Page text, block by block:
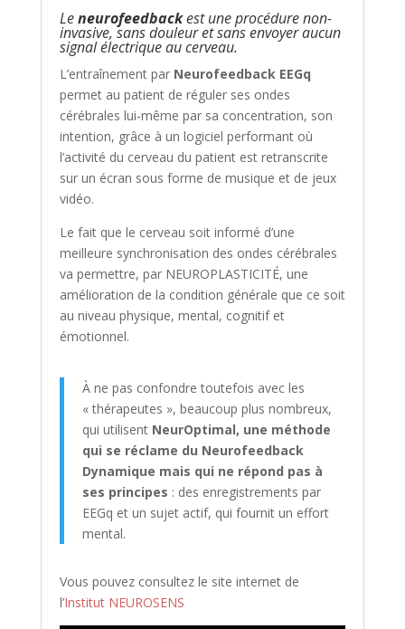
Leneurofeedbackest une procédure non-
invasive, sans douleur et sans envoyer aucun
signal électrique au cerveau.
L’entraînement par Neurofeedback EEGq
permet au patient de réguler ses ondes
cérébrales lui-même par sa concentration, son
intention, grâce à un logiciel performant où
l’activité du cerveau du patient est retranscrite
sur un écran sous forme de musique et de jeux
vidéo.
Le fait que le cerveau soit informé d’une
meilleure synchronisation des ondes cérébrales
va permettre, par NEUROPLASTICITÉ, une
amélioration de la condition générale que ce soit
au niveau physique, mental, cognitif et
émotionnel.
À ne pas confondre toutefois avec les
« thérapeutes », beaucoup plus nombreux,
qui utilisent NeurOptimal, une méthode
qui se réclame du Neurofeedback
Dynamique mais qui ne répond pas à
ses principes : des enregistrements par
EEGq et un sujet actif, qui fournit un effort
mental.
Vous pouvez consultez le site internet de
l’Institut NEUROSENS